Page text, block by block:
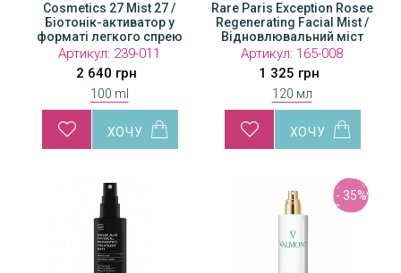
Cosmetics 27 Mist 27 /
Біотонік-активатор у
форматі легкого спрею
Артикул: 239-011
2 640 грн
100 ml
Rare Paris Exception Rosee
Regenerating Facial Mist /
Відновлювальний міст
для обличчя
Артикул: 165-008
1 325 грн
120 мл
- 35%